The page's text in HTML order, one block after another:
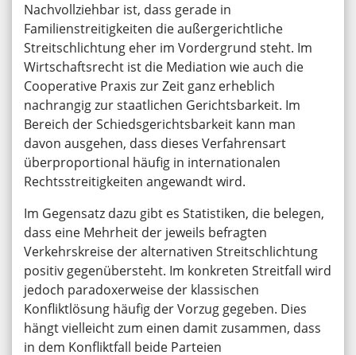
Nachvollziehbar ist, dass gerade in
Familienstreitigkeiten die außergerichtliche
Streitschlichtung eher im Vordergrund steht. Im
Wirtschaftsrecht ist die Mediation wie auch die
Cooperative Praxis zur Zeit ganz erheblich
nachrangig zur staatlichen Gerichtsbarkeit. Im
Bereich der Schiedsgerichtsbarkeit kann man
davon ausgehen, dass dieses Verfahrensart
überproportional häufig in internationalen
Rechtsstreitigkeiten angewandt wird.
Im Gegensatz dazu gibt es Statistiken, die belegen,
dass eine Mehrheit der jeweils befragten
Verkehrskreise der alternativen Streitschlichtung
positiv gegenübersteht. Im konkreten Streitfall wird
jedoch paradoxerweise der klassischen
Konfliktlösung häufig der Vorzug gegeben. Dies
hängt vielleicht zum einen damit zusammen, dass
in dem Konfliktfall beide Parteien